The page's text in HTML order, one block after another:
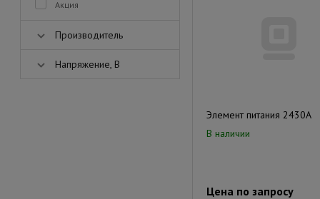
Акция
Производитель
Напряжение, В
Элемент питания 2430А
В наличии
Цена по запросу